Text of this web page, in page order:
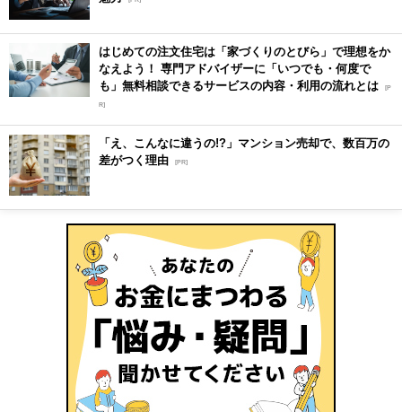
はじめての注文住宅は「家づくりのとびら」で理想をか
なえよう！ 専門アドバイザーに「いつでも・何度で
も」無料相談できるサービスの内容・利用の流れとは [P
R]
「え、こんなに違うの!?」マンション売却で、数百万の
差がつく理由 [PR]